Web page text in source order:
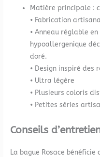
Matière principale :
• Fabrication
• Anneau réglable
hypoallergenique
doré.
• Design inspiré des
• Ultra légère
• Plusieurs coloris
• Petites séries
Conseils
La bague Rosace